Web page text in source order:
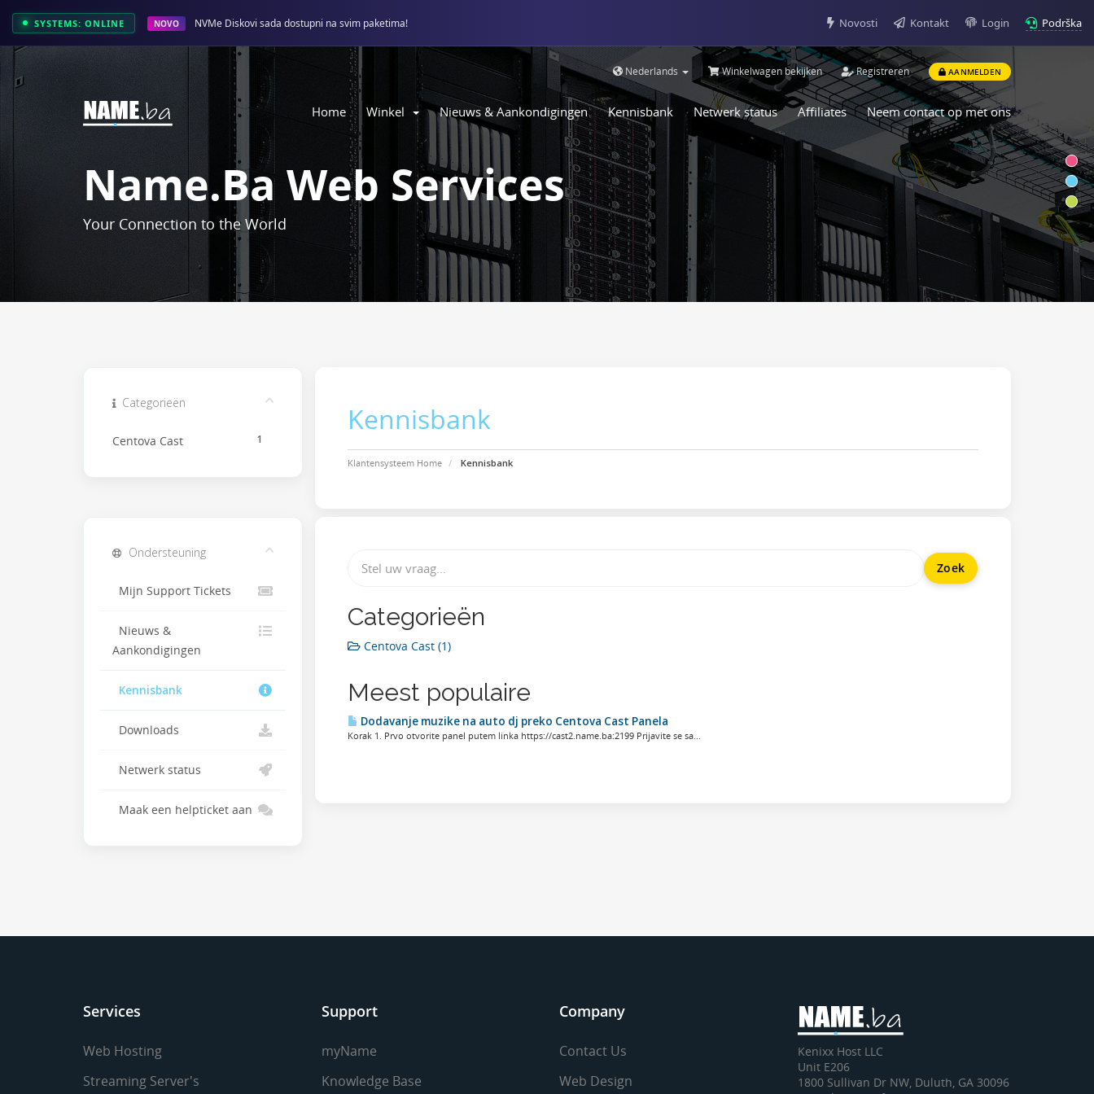
SYSTEMS: ONLINE NOVO NVMe Diskovi sada dostupni na svim paketima! Novosti Kontakt Login Podrška
Nederlands Winkelwagen bekijken Registreren AANMELDEN
Home Winkel Nieuws & Aankondigingen Kennisbank Netwerk status Affiliates Neem contact op met ons
Name.ba Web Services
Your Connection to the World
Kennisbank
Klantensysteem Home Kennisbank
Categorieën
1
Centova Cast
Categorieën
Centova Cast (1)
Meest populaire
Dodavanje muzike na auto dj preko Centova Cast Panela
Korak 1. Prvo otvorite panel putem linka https://cast2.name.ba:2199 Prijavite se sa...
Ondersteuning
Mijn Support Tickets
Nieuws &
Aankondigingen
Kennisbank
Downloads
Netwerk status
Maak een helpticket aan
Services
Web Hosting
Streaming Server's
Support
myName
Knowledge Base
Company
Contact Us
Web Design
Kenixx Host LLC
Unit E206
1800 Sullivan Dr NW, Duluth, GA 30096